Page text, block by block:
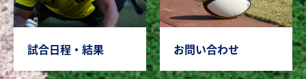
試合日程・結果 お問い合わせ